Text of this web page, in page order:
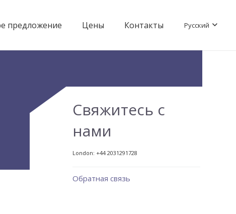
предложение Цены Контакты Русский
Свяжитесь с
нами
London: +44 2031291728
Обратная связь